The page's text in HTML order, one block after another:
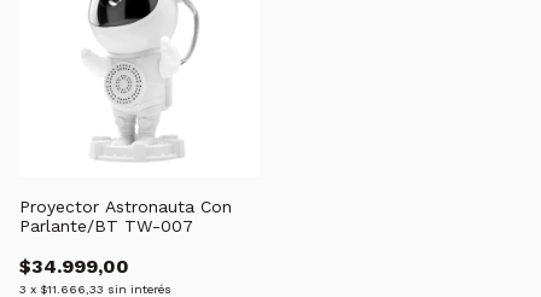
Proyector Astronauta Con
Parlante/BT TW-007
$34.999,00
3 x $11.666,33 sin interés